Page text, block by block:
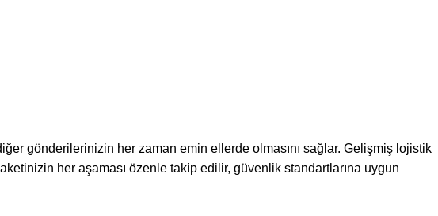
gönderilerinizin her zaman emin ellerde olmasını sağlar. Gelişmiş lojistik
her aşaması özenle takip edilir, güvenlik standartlarına uygun